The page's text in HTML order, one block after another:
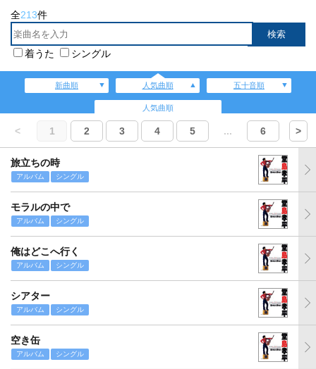
全213件
着うた シングル
新曲順 人気曲順 五十音順
人気曲順
< 1 2 3 4 5 ... 6 >
旅立ちの時
アルバム シングル
モラルの中で
アルバム シングル
俺はどこへ行く
アルバム シングル
シアター
アルバム シングル
空き缶
アルバム シングル